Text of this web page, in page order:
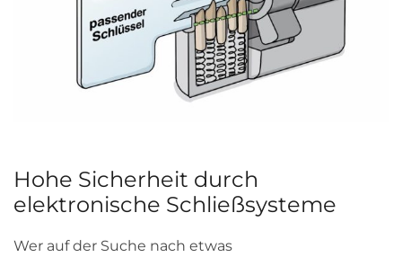
Hohe Sicherheit durch
elektronische Schließsysteme
Wer auf der Suche nach etwas